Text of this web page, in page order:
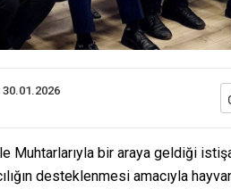
30.01.2026
Muhtarlarıyla bir araya geldiği
desteklenmesi amacıyla